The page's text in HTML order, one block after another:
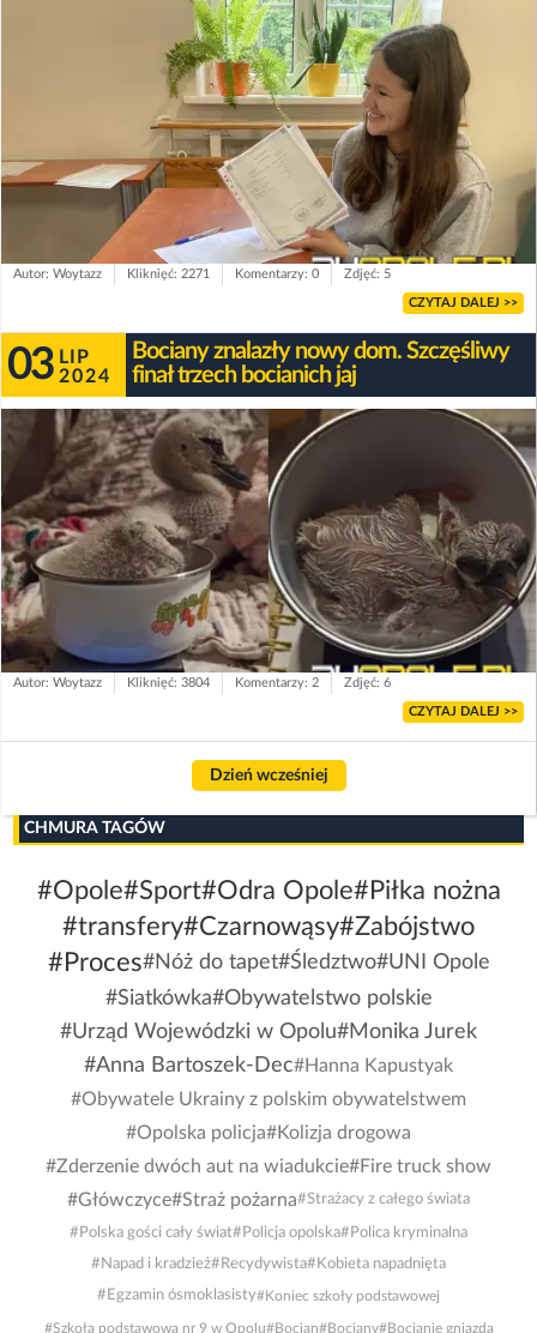
Autor: Woytazz Kliknięć: 2271 Komentarzy: 0 Zdjęć: 5
CZYTAJ DALEJ >>
03 LIP
2024
Bociany znalazły nowy dom. Szczęśliwy
finał trzech bocianich jaj
Autor: Woytazz Kliknięć: 3804 Komentarzy: 2 Zdjęć: 6
CZYTAJ DALEJ >>
Dzień wcześniej
CHMURA TAGÓW
#Opole#Sport#Odra Opole#Piłka nożna
#transfery#Czarnowąsy#Zabójstwo
#Proces#Nóż do tapet#Śledztwo#UNI Opole
#Siatkówka#Obywatelstwo polskie
#Urząd Wojewódzki w Opolu#Monika Jurek
#Anna Bartoszek-Dec#Hanna Kapustyak
#Obywatele Ukrainy z polskim obywatelstwem
#Opolska policja#Kolizja drogowa
#Zderzenie dwóch aut na wiadukcie#Fire truck show
#Główczyce#Straż pożarna#Strażacy z całego świata
#Polska gości cały świat#Policja opolska#Polica kryminalna
#Napad i kradzież#Recydywista#Kobieta napadnięta
#Egzamin ósmoklasisty#Koniec szkoły podstawowej
#Szkoła podstawowa nr 9 w Opolu#Bocian#Bociany#Bocianie gniazda